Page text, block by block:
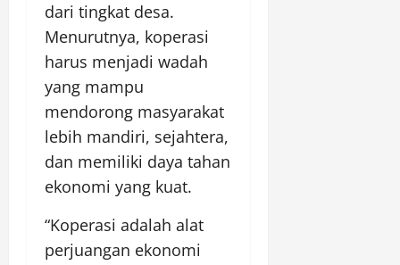
dari tingkat desa.
Menurutnya, koperasi
harus menjadi wadah
yang mampu
mendorong masyarakat
lebih mandiri, sejahtera,
dan memiliki daya tahan
ekonomi yang kuat.
“Koperasi adalah alat
perjuangan ekonomi